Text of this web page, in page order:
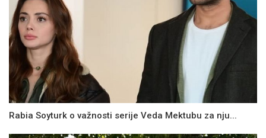
Rabia Soyturk o važnosti serije Veda Mektubu za nju...